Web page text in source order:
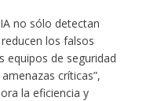
no sólo detectan
los falsos
equipos de seguridad
críticas”,
la eficiencia y